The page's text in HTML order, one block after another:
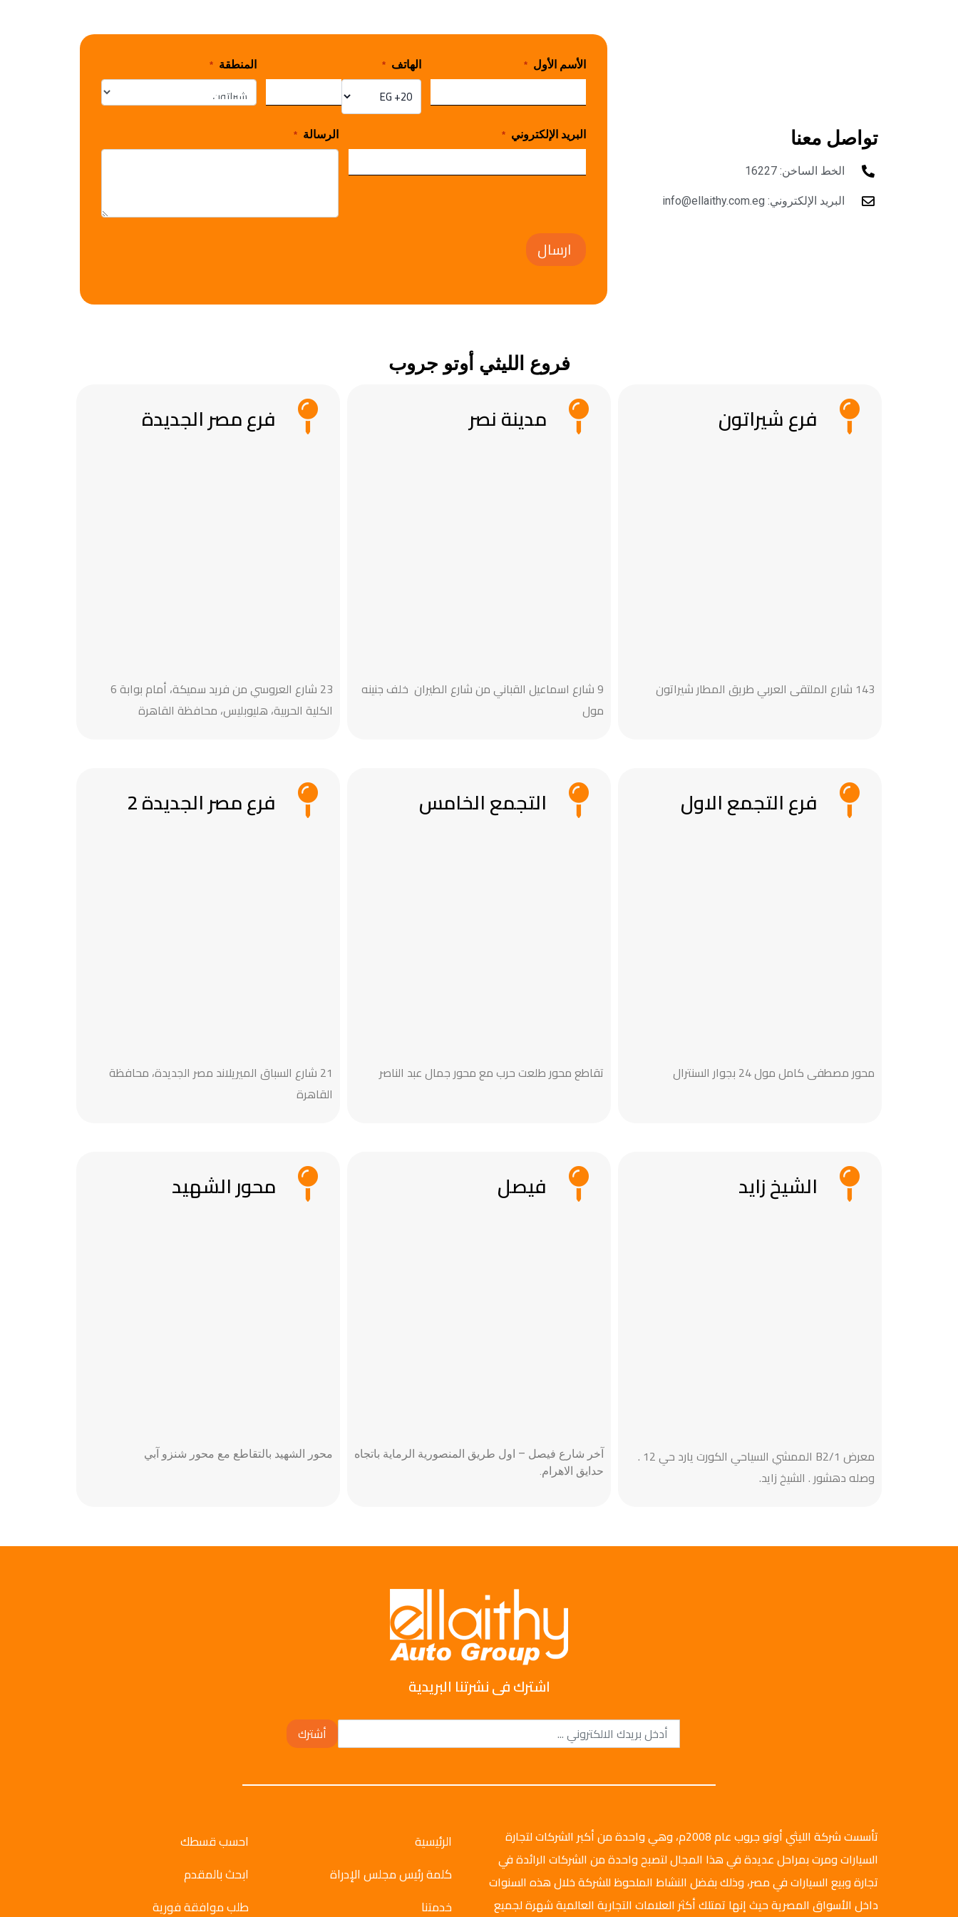
تواصل معنا
الخط الساخن: 16227
البريد الإلكتروني: info@ellaithy.com.eg
الأسم الأول * الهاتف * المنطقة *
البريد الإلكتروني * الرسالة *
ارسال
فروع الليثي أوتو جروب
فرع شيراتون
143 شارع الملتقى العربي طريق المطار شيراتون
مدينة نصر
9 شارع اسماعيل القباني من شارع الطيران خلف جنينه
مول
فرع مصر الجديدة
23 شارع العروسي من فريد سميكة، أمام بوابة 6
الكلية الحربية، هليوبليس، محافظة القاهرة
فرع التجمع الاول
محور مصطفى كامل مول 24 بجوار السنترال
التجمع الخامس
تقاطع محور طلعت حرب مع محور جمال عبد الناصر
فرع مصر الجديدة 2
21 شارع السباق الميريلاند مصر الجديدة، محافظة
القاهرة‬
الشيخ زايد
معرض B2/1 الممشي السياحي الكورت يارد حي 12 .
وصله دهشور . الشيخ زايد.‎‎
فيصل
آخر شارع فيصل – اول طريق المنصورية الرماية باتجاه
حدايق الاهرام.
محور الشهيد
محور الشهيد بالتقاطع مع محور شنزو آبي
اشترك فى نشرتنا البريدية
أشترك
تأسست شركة الليثي أوتو جروب عام 2008م، وهي واحدة من أكبر الشركات لتجارة
السيارات ومرت بمراحل عديدة في هذا المجال لتصبح واحدة من الشركات الرائدة في
تجارة وبيع السيارات في مصر، وذلك بفضل النشاط الملحوظ للشركة خلال هذه السنوات
داخل الأسواق المصرية حيث إنها تمتلك أكثر العلامات التجارية العالمية شهرة لجميع
الرئيسية
كلمة رئيس مجلس الإدراة
خدمتنا
احسب قسطك
ابحث بالمقدم
طلب موافقة فورية